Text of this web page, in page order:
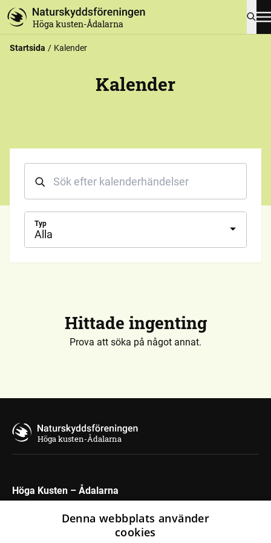
Höga kusten-Ådalarna
Startsida Kalender
Kalender
Typ
Hittade ingenting
Prova att söka på något annat.
Höga kusten-Ådalarna
Höga Kusten – Ådalarna
Denna webbplats använder
cookies